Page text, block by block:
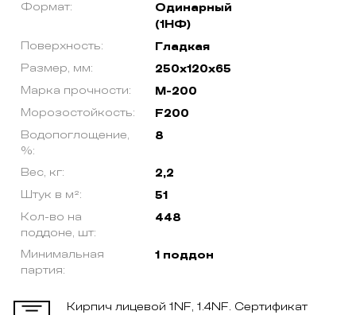
Формат:
Одинарный
(1НФ)
Поверхность: Гладкая
Размер, мм: 250х120х65
Марка прочности: М-200
Морозостойкость: F200
Водопоглощение,
%:
8
Вес, кг: 2,2
Штук в м²: 51
Кол-во на
поддоне, шт:
448
Минимальная
партия:
1 поддон
Кирпич лицевой 1NF, 1.4NF. Сертификат